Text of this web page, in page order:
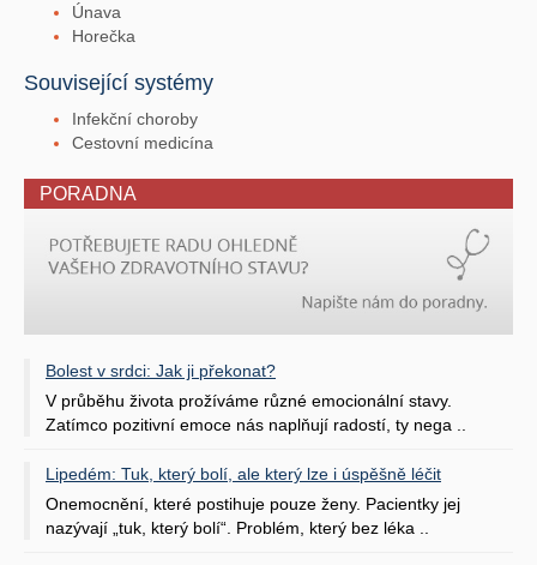
Únava
Horečka
Související systémy
Infekční choroby
Cestovní medicína
PORADNA
Bolest v srdci: Jak ji překonat?
V průběhu života prožíváme různé emocionální stavy.
Zatímco pozitivní emoce nás naplňují radostí, ty nega ..
Lipedém: Tuk, který bolí, ale který lze i úspěšně léčit
Onemocnění, které postihuje pouze ženy. Pacientky jej
nazývají „tuk, který bolí“. Problém, který bez léka ..